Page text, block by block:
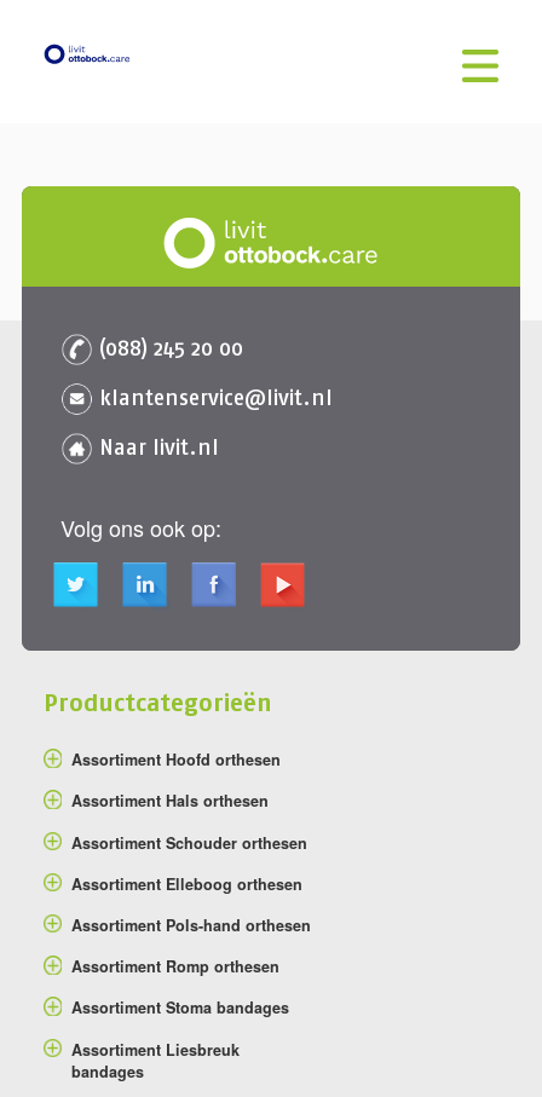
(088) 245 20 00
klantenservice@livit.nl
Naar livit.nl
Volg ons ook op:
Productcategorieën
Assortiment Hoofd orthesen
Assortiment Hals orthesen
Assortiment Schouder orthesen
Assortiment Elleboog orthesen
Assortiment Pols-hand orthesen
Assortiment Romp orthesen
Assortiment Stoma bandages
Assortiment Liesbreuk
bandages